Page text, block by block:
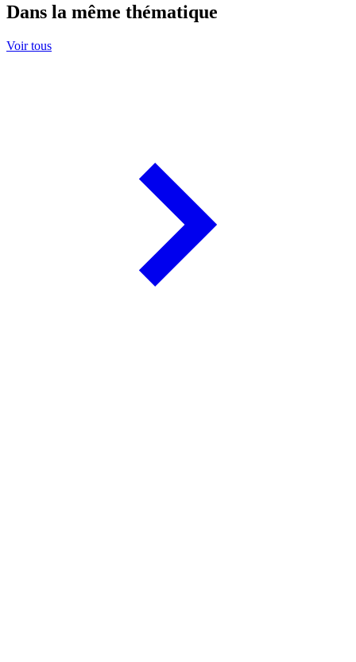
Dans la même thématique
Voir tous